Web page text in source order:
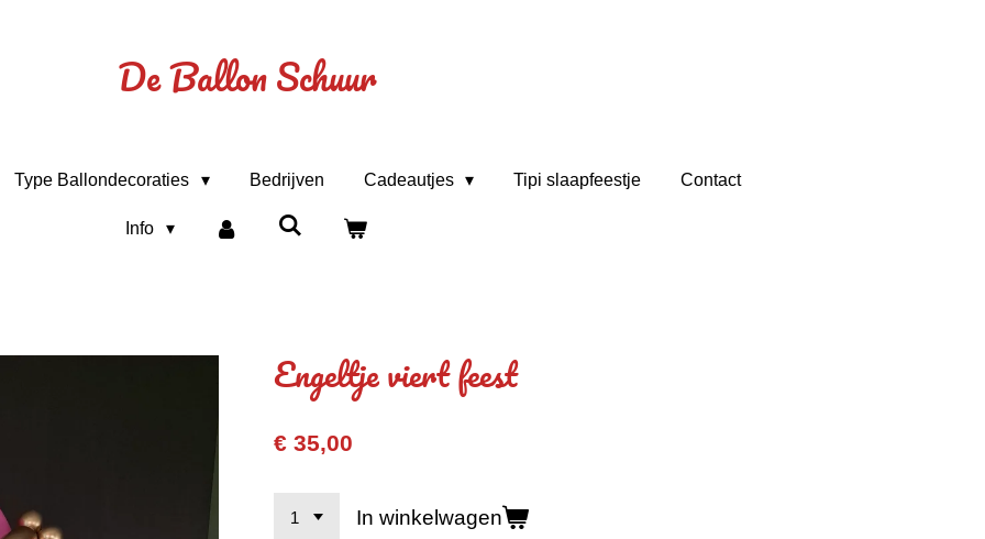
De Ballon Schuur
Type Ballondecoraties Bedrijven Cadeautjes Tipi slaapfeestje Contact
Info
Engeltje viert feest
€ 35,00
In winkelwagen